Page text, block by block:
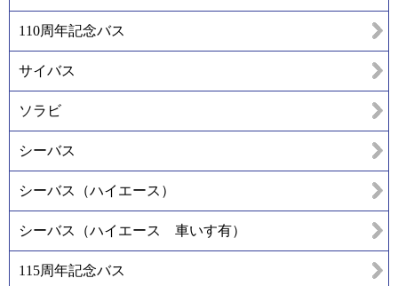
110周年記念バス
サイバス
ソラビ
シーバス
シーバス（ハイエース）
シーバス（ハイエース 車いす有）
115周年記念バス